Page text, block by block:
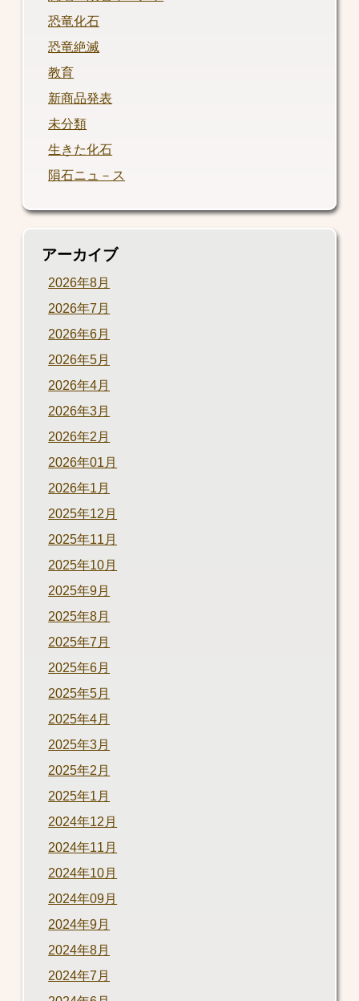
恐竜化石
恐竜絶滅
教育
新商品発表
未分類
生きた化石
隕石ニュ－ス
アーカイブ
2026年8月
2026年7月
2026年6月
2026年5月
2026年4月
2026年3月
2026年2月
2026年01月
2026年1月
2025年12月
2025年11月
2025年10月
2025年9月
2025年8月
2025年7月
2025年6月
2025年5月
2025年4月
2025年3月
2025年2月
2025年1月
2024年12月
2024年11月
2024年10月
2024年09月
2024年9月
2024年8月
2024年7月